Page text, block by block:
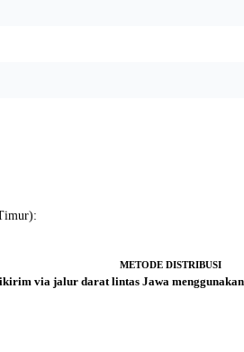
METODE DISTRIBUSI
via jalur darat lintas Jawa